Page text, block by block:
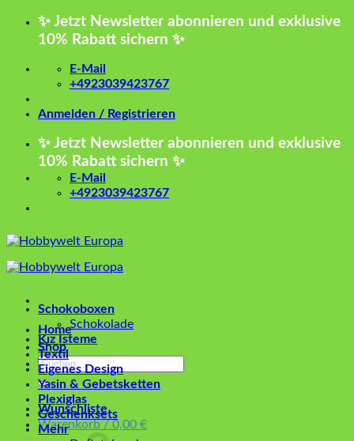
Zum
✨ Jetzt Newsletter abonnieren und exklusive
10% Rabatt sichern ✨
E-Mail
+4923039423767
Anmelden / Registrieren
✨ Jetzt Newsletter abonnieren und exklusive
10% Rabatt sichern ✨
E-Mail
+4923039423767
Home
Shop
Suchen
nach:
Wunschliste
Warenkorb / 0,00 €
Schokoboxen
Schokolade
Kız İsteme
Textil
Eigenes Design
Yasin & Gebetsketten
Plexiglas
Geschenksets
Mehr